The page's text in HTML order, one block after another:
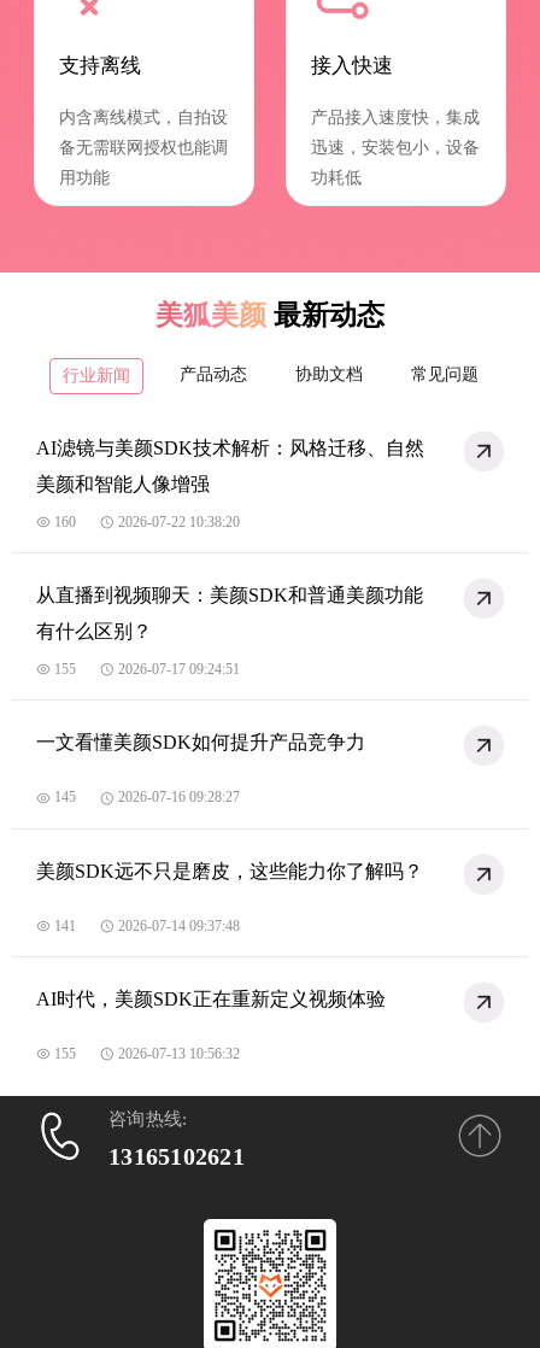
支持离线
内含离线模式，自拍设
备无需联网授权也能调
用功能
接入快速
产品接入速度快，集成
迅速，安装包小，设备
功耗低
美狐美颜 最新动态
行业新闻 产品动态 协助文档 常见问题
AI滤镜与美颜SDK技术解析：风格迁移、自然
美颜和智能人像增强
160 2026-07-22 10:38:20
从直播到视频聊天：美颜SDK和普通美颜功能
有什么区别？
155 2026-07-17 09:24:51
一文看懂美颜SDK如何提升产品竞争力
145 2026-07-16 09:28:27
美颜SDK远不只是磨皮，这些能力你了解吗？
141 2026-07-14 09:37:48
AI时代，美颜SDK正在重新定义视频体验
155 2026-07-13 10:56:32
咨询热线:
13165102621